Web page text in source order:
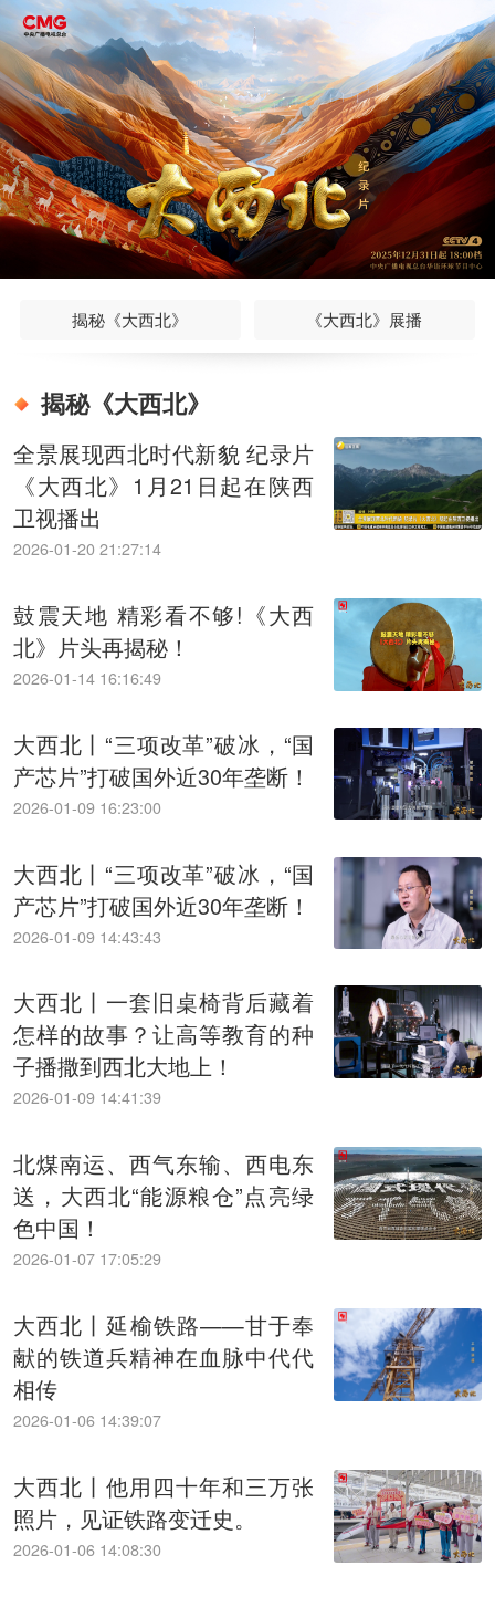
揭秘《大西北》 《大西北》展播
揭秘《大西北》
全景展现西北时代新貌 纪录片
《大西北》1月21日起在陕西
卫视播出
2026-01-20 21:27:14
鼓震天地 精彩看不够!《大西
北》片头再揭秘！
2026-01-14 16:16:49
大西北丨“三项改革”破冰，“国
产芯片”打破国外近30年垄断！
2026-01-09 16:23:00
大西北丨“三项改革”破冰，“国
产芯片”打破国外近30年垄断！
2026-01-09 14:43:43
大西北丨一套旧桌椅背后藏着
怎样的故事？让高等教育的种
子播撒到西北大地上！
2026-01-09 14:41:39
北煤南运、西气东输、西电东
送，大西北“能源粮仓”点亮绿
色中国！
2026-01-07 17:05:29
大西北丨延榆铁路——甘于奉
献的铁道兵精神在血脉中代代
相传
2026-01-06 14:39:07
大西北丨他用四十年和三万张
照片，见证铁路变迁史。
2026-01-06 14:08:30